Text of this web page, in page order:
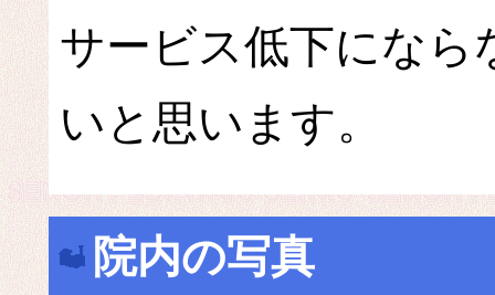
サービス低下にな
いと思います。
院内の写真